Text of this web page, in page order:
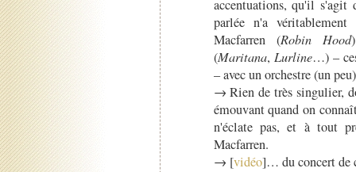
accentuations, qu'il s'agit
parlée n'a
Macfarren (Robin Hood
(Maritana, Lurline…) –
– avec un orchestre (un
→ Rien de très singulier,
émouvant quand on
n'éclate pas, et à tout
Macfarren.
→ [vidéo]… du concert de